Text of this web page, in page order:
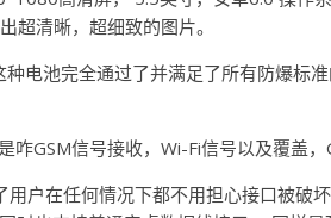
超清晰，超细致的图片。
电池完全通过了并满足了所有防爆标
GSM信号接收，Wi-Fi信号以及覆盖，
户在任何情况下都不用担心接口被破